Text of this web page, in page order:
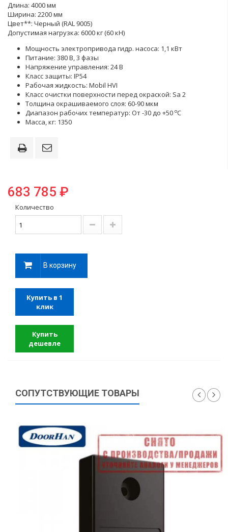
Длина: 4000 мм
Ширина: 2200 мм
Цвет**: Черный (RAL 9005)
Допустимая нагрузка: 6000 кг (60 кН)
Мощность электропривода гидр. насоса: 1,1 кВт
Питание: 380 В, 3 фазы
Напряжение управления: 24 В
Класс защиты: IP54
Рабочая жидкость: Mobil HVI
Класс очистки поверхности перед окраской: Sa 2
Толщина окрашиваемого слоя: 60-90 мкм
Диапазон рабочих температур: От -30 до +50 oС
Масса, кг: 1350
683 785 ₽
Количество
В корзину
Купить в 1
клик
Купить
дешевле
СОПУТСТВУЮЩИЕ ТОВАРЫ